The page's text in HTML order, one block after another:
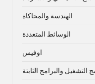
الهندسة والمحاكاة
الوسائط المتعددة
اوفيس
التشغيل والبرامج الثابتة